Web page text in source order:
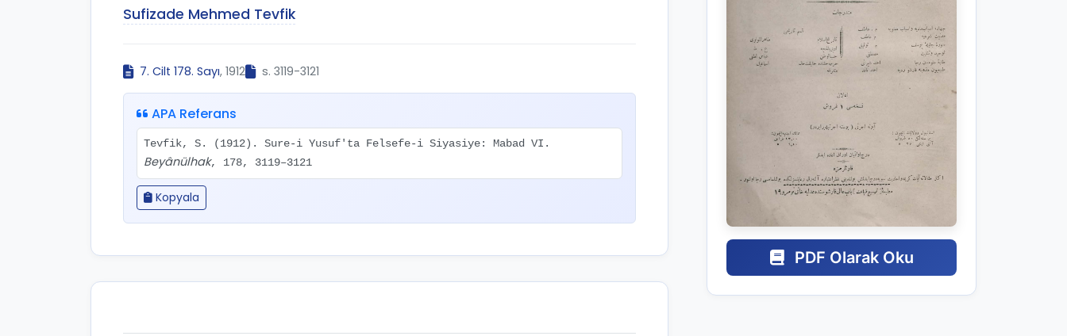
Sufizade Mehmed Tevfik
7. Cilt 178. Sayı, 1912 s. 3119-3121
APA Referans
Tevfik, S. (1912). Sure-i Yusuf'ta Felsefe-i Siyasiye: Mabad VI.
Beyânülhak, 178, 3119–3121
Kopyala
PDF Olarak Oku